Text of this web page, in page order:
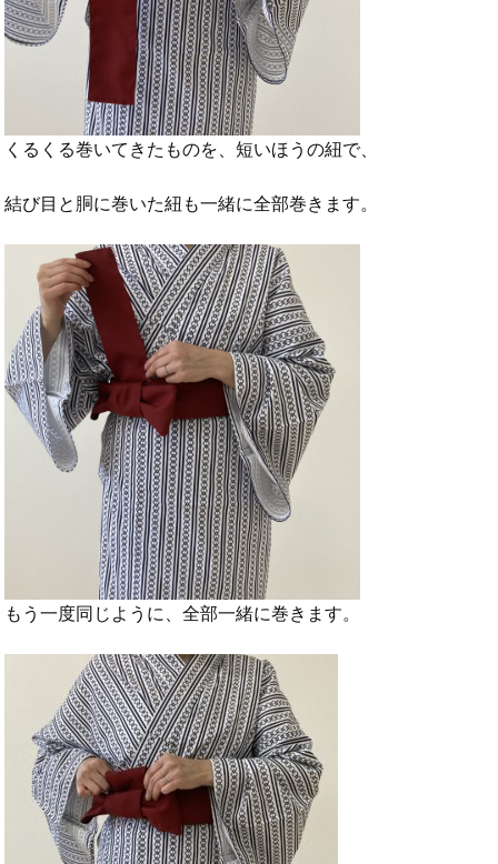
くるくる巻いてきたものを、短いほうの紐で、
結び目と胴に巻いた紐も一緒に全部巻きます。
もう一度同じように、全部一緒に巻きます。